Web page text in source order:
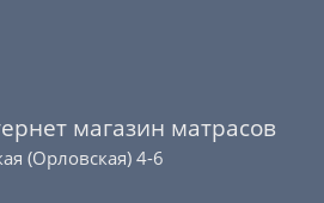
магазин матрасов
(Орловская) 4-6